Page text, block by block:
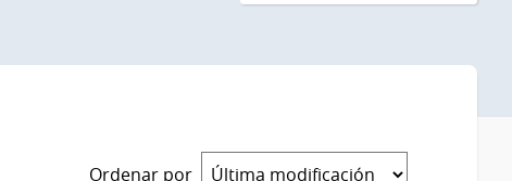
Ordenar por